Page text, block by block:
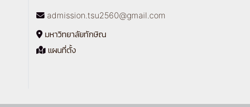
admission.tsu2560@gmail.com
มหาวิทยาลัยทักษิณ
แผนที่ตั้ง